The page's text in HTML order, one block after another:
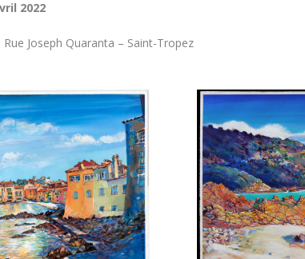
2022
Joseph Quaranta – Saint-Tropez